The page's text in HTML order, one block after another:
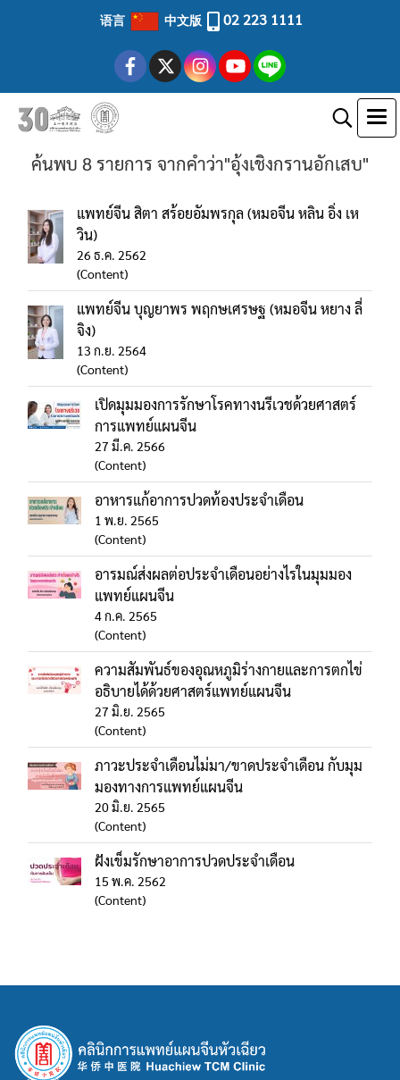
语言 中文版 02 223 1111
ค้นพบ 8 รายการ จากคำว่า"อุ้งเชิงกรานอักเสบ"
แพทย์จีน สิตา สร้อยอัมพรกุล (หมอจีน หลิน อิ่ง เห
วิน)
26 ธ.ค. 2562
(Content)
แพทย์จีน บุญยาพร พฤกษเศรษฐ (หมอจีน หยาง ลี่
จิง)
13 ก.ย. 2564
(Content)
เปิดมุมมองการรักษาโรคทางนรีเวชด้วยศาสตร์
การแพทย์แผนจีน
27 มี.ค. 2566
(Content)
อาหารแก้อาการปวดท้องประจำเดือน
1 พ.ย. 2565
(Content)
อารมณ์ส่งผลต่อประจำเดือนอย่างไรในมุมมอง
แพทย์แผนจีน
4 ก.ค. 2565
(Content)
ความสัมพันธ์ของอุณหภูมิร่างกายและการตกไข่
อธิบายได้ด้วยศาสตร์แพทย์แผนจีน
27 มิ.ย. 2565
(Content)
ภาวะประจำเดือนไม่มา/ขาดประจำเดือน กับมุม
มองทางการแพทย์แผนจีน
20 มิ.ย. 2565
(Content)
ฝังเข็มรักษาอาการปวดประจำเดือน
15 พ.ค. 2562
(Content)